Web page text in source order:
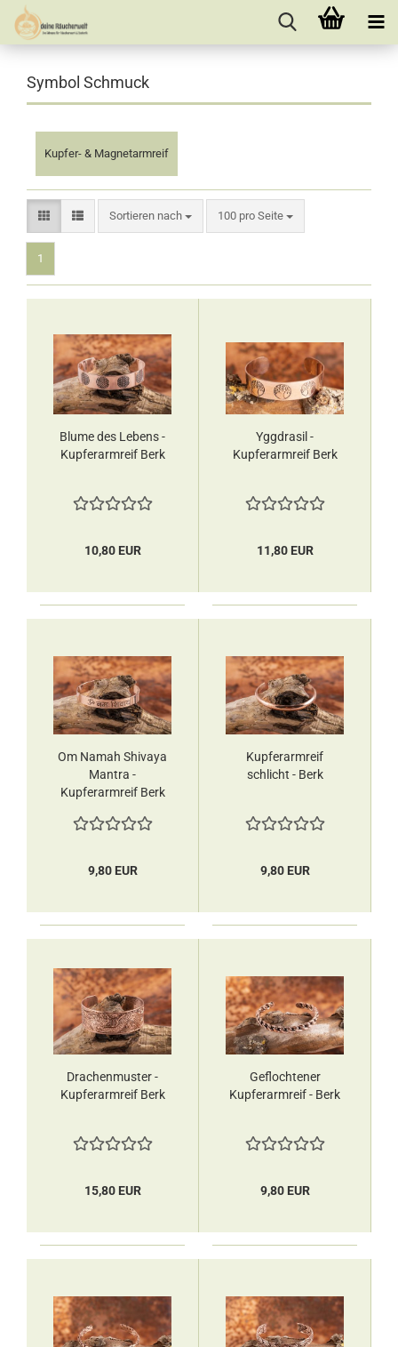
Symbol Schmuck
Kupfer- & Magnetarmreif
Sortieren nach
Sortieren nach 100 pro Seite
pro Seite
1
Blume des Lebens -
Kupferarmreif ​​Berk
10,80 EUR
Yggdrasil -
Kupferarmreif Berk
11,80 EUR
Om Namah Shivaya
Mantra -
Kupferarmreif Berk
9,80 EUR
Kupferarmreif
schlicht - Berk
9,80 EUR
Drachenmuster -
Kupferarmreif Berk
15,80 EUR
Geflochtener
Kupferarmreif​​​​​​​ - Berk
9,80 EUR